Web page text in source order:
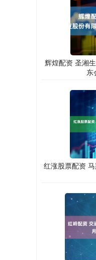
辉煌配资 圣湘
东
红涨股票配资